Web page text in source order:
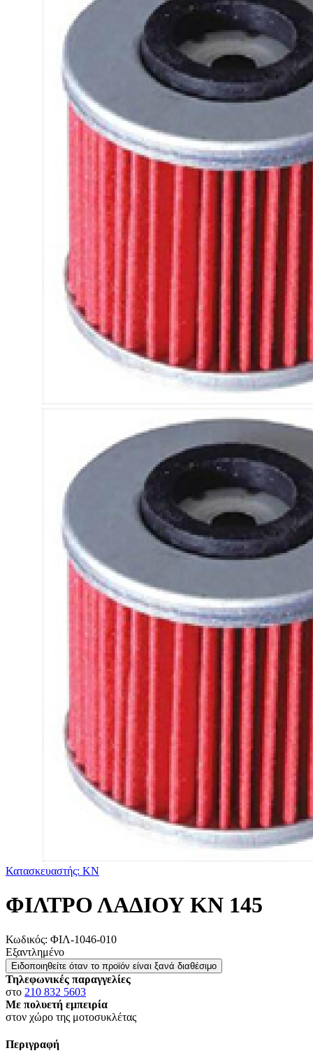
Κατασκευαστής: KN
ΦΙΛΤΡΟ ΛΑΔΙΟΥ ΚΝ 145
Κωδικός: ΦΙΛ-1046-010
Εξαντλημένο
Ειδοποιηθείτε όταν το προϊόν είναι ξανά διαθέσιμο
Τηλεφωνικές παραγγελίες
στο 210 832 5603
Με πολυετή εμπειρία
στον χώρο της μοτοσυκλέτας
Περιγραφή